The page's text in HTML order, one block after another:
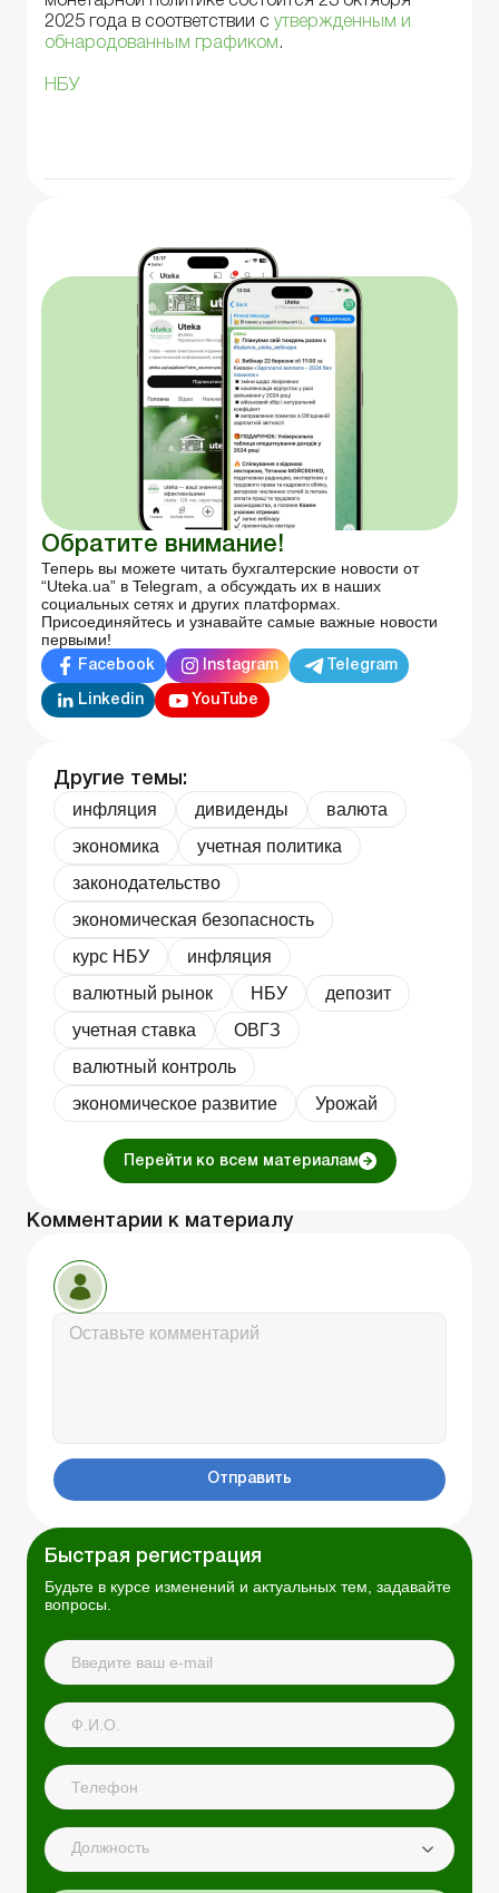
2025 года в соответствии с утвержденным и
обнародованным графиком .
НБУ
Обратите внимание!
Теперь вы можете читать бухгалтерские новости от
“Uteka.ua” в Telegram, а обсуждать их в наших
социальных сетях и других платформах.
Присоединяйтесь и узнавайте самые важные новости
первыми!
Facebook Instagram Telegram
Linkedin YouTube
Другие темы:
инфляция дивиденды
валюта
экономика
учетная политика
законодательство
экономическая безопасность
курс НБУ
инфляция
валютный рынок
НБУ
депозит
учетная ставка
ОВГЗ
валютный контроль
экономическое развитие
Урожай
Перейти ко всем материалам
Комментарии к материалу
Отправить
Быстрая регистрация
Будьте в курсе изменений и актуальных тем, задавайте
вопросы.
Должность